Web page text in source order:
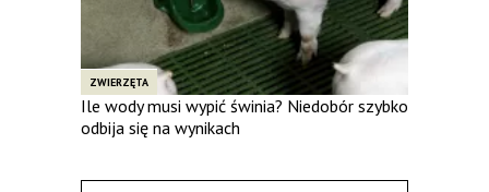
ZWIERZĘTA
Ile wody musi wypić świnia? Niedobór szybko
odbija się na wynikach